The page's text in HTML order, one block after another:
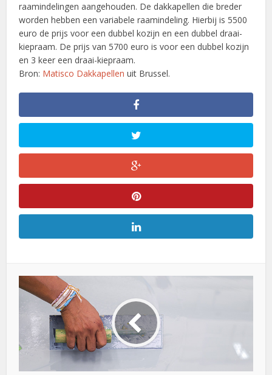
raamindelingen aangehouden. De dakkapellen die breder
worden hebben een variabele raamindeling. Hierbij is 5500
euro de prijs voor een dubbel kozijn en een dubbel draai-
kiepraam. De prijs van 5700 euro is voor een dubbel kozijn
en 3 keer een draai-kiepraam.
Bron: Matisco Dakkapellen uit Brussel.